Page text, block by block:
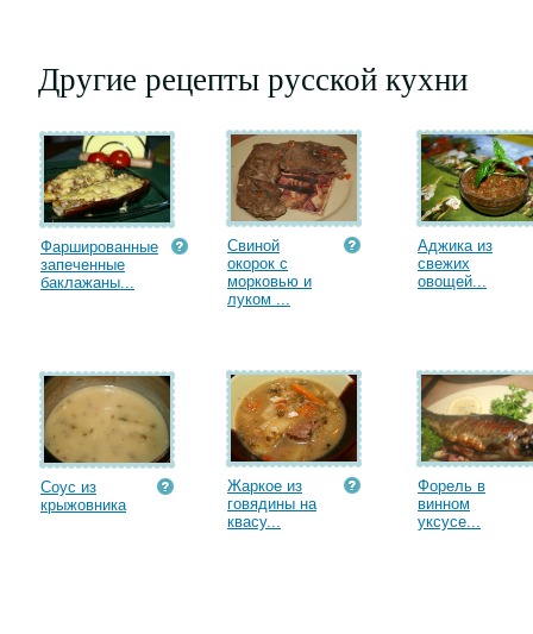
Другие рецепты русской кухни
Фаршированные
запеченные
баклажаны...
Свиной
окорок с
морковью и
луком ...
Аджика из
свежих
овощей...
Соус из
крыжовника
Жаркое из
говядины на
квасу...
Форель в
винном
уксусе...